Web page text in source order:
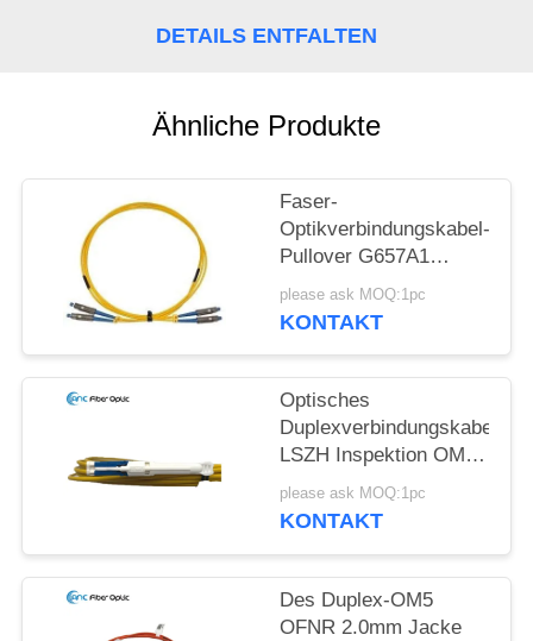
NACHRICHTEN
NEWS
DETAILS ENTFALTEN
Ähnliche Produkte
Faser-
Optikverbindungskabel-
Pullover G657A1
G657A2 G652D aus
optischen Fasern
please ask MOQ:1pc
KONTAKT
Optisches
Duplexverbindungskabel
LSZH Inspektion OM2
OM3 OM5
Verbindungskabel-
please ask MOQ:1pc
KONTAKT
Des Duplex-OM5
OFNR 2.0mm Jacke